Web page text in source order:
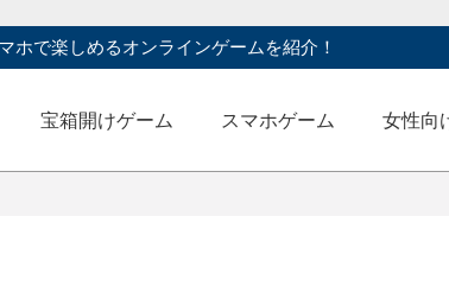
ホで楽しめるオンラインゲームを紹介！
宝箱開けゲーム スマホゲーム 女性向